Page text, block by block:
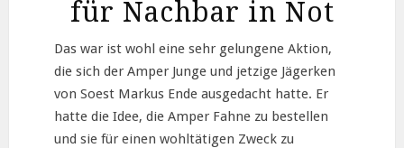
für Nachbar in Not
Das war ist wohl eine sehr gelungene Aktion,
die sich der Amper Junge und jetzige Jägerken
von Soest Markus Ende ausgedacht hatte. Er
hatte die Idee, die Amper Fahne zu bestellen
und sie für einen wohltätigen Zweck zu